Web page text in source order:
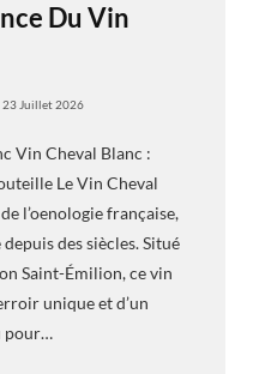
Du Vin
23 Juillet 2026
Vin Cheval Blanc :
Le Vin Cheval
l’oenologie française,
des siècles. Situé
Saint-Émilion, ce vin
unique et d’un
pour…